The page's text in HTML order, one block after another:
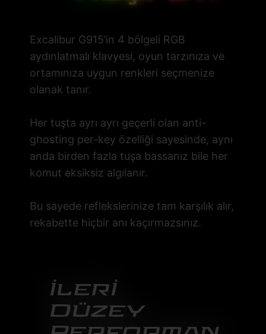
Excalibur G915’in 4 bölgeli RGB
aydınlatmalı klavyesi, oyun tarzınıza ve
ortamınıza uygun renkleri seçmenize
olanak tanır.
Her tuşta ayrı ayrı geçerli olan anti-
ghosting per-key özelliği sayesinde, aynı
anda birden fazla tuşa bassanız bile her
komut eksiksiz algılanır.
Bu sayede reflekslerinize tam karşılık alır,
rekabette hiçbir anı kaçırmazsınız.
İlerİ
Düzey